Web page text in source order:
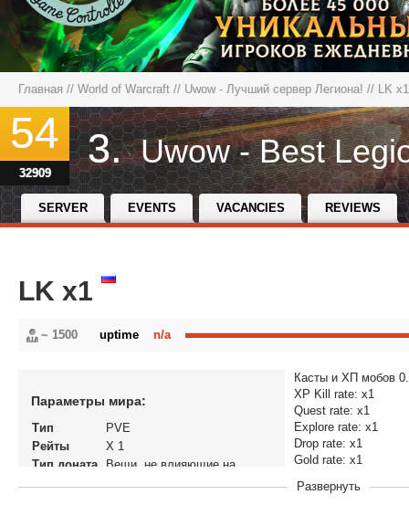
Главная // World of Warcraft // Uwow - Лучший сервер Легиона! // LK x1
54
32909
3. Uwow - Best
SERVER EVENTS VACANCIES REVIEWS
LK x1
~ 1500 n/a
uptime
Параметры мира:
Тип
PVE
Рейты
X 1
Тип доната
Вещи, не влияющие на
Касты и ХП мобов
XP Kill rate: x1
Quest rate: x1
Explore rate: x1
Drop rate: x1
Gold rate: x1
Reputation: x1
Развернуть